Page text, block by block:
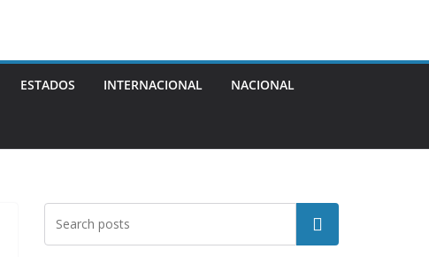
ESTADOS INTERNACIONAL NACIONAL
Buscar